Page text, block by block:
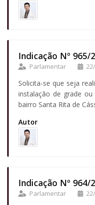
Indicação Nº 965/
Parlamentar
Solicita-se que seja
instalação de grade
bairro Santa Rita de
Autor
Indicação Nº 964/
Parlamentar